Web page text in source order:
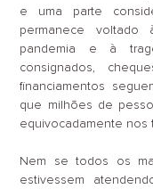
e uma parte
permanece
pandemia e à
consignados,
financiamentos
que milhões de
equivocadamente nos
Nem se todos os
estivessem